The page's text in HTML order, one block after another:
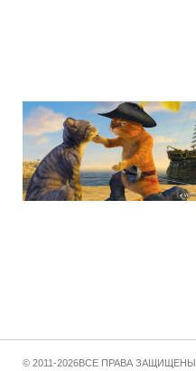
© 2011-2026ВСЕ ПРАВА ЗАЩИЩЕНЫ